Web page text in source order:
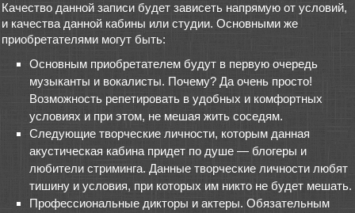
Качество данной записи будет зависеть напрямую от условий,
и качества данной кабины или студии. Основными же
приобретателями могут быть:
Основным приобретателем будут в первую очередь
музыканты и вокалисты. Почему? Да очень просто!
Возможность репетировать в удобных и комфортных
условиях и при этом, не мешая жить соседям.
Следующие творческие личности, которым данная
акустическая кабина придет по душе — блогеры и
любители стриминга. Данные творческие личности любят
тишину и условия, при которых им никто не будет мешать.
Профессиональные дикторы и актеры. Обязательным